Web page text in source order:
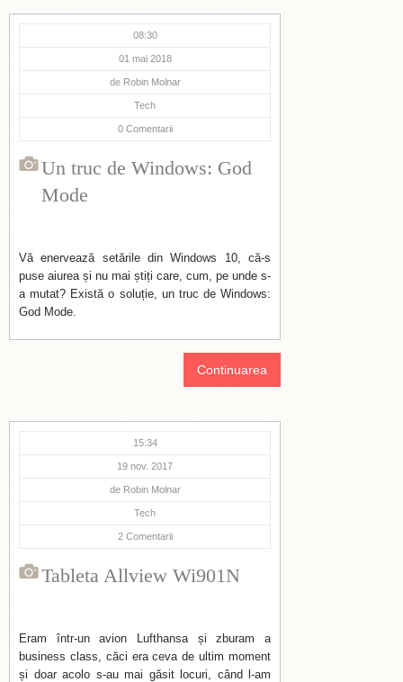
08:30
01 mai 2018
de Robin Molnar
Tech
0 Comentarii
Un truc de Windows: God
Mode
Vă enervează setările din Windows 10, că-s
puse aiurea și nu mai știți care, cum, pe unde s-
a mutat? Există o soluție, un truc de Windows:
God Mode.
Continuarea
15:34
19 nov. 2017
de Robin Molnar
Tech
2 Comentarii
Tableta Allview Wi901N
Eram într-un avion Lufthansa și zburam a
business class, căci era ceva de ultim moment
și doar acolo s-au mai găsit locuri, când l-am